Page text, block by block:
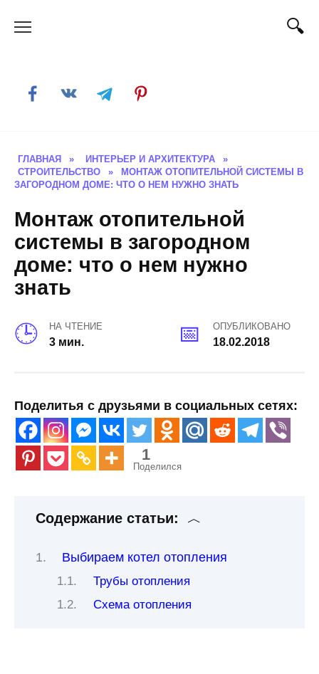
ГЛАВНАЯ » ИНТЕРЬЕР И АРХИТЕКТУРА
»
СТРОИТЕЛЬСТВО
»
МОНТАЖ ОТОПИТЕЛЬНОЙ СИСТЕМЫ В
ЗАГОРОДНОМ ДОМЕ: ЧТО О НЕМ НУЖНО ЗНАТЬ
Монтаж отопительной
системы в загородном
доме: что о нем нужно
знать
НА ЧТЕНИЕ
3 мин.
ОПУБЛИКОВАНО
18.02.2018
Поделитья с друзьями в социальных сетях:
1
Поделился
Содержание статьи:
Выбираем котел отопления
Трубы отопления
Схема отопления